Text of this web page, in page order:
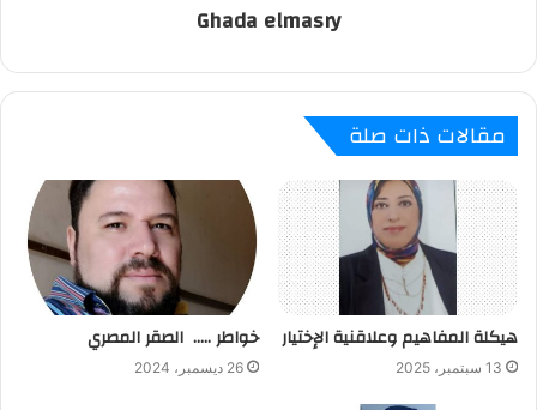
Ghada elmasry
مقالات ذات صلة
هيكلة المفاهيم وعلاقنية الإختيار
13 سبتمبر، 2025
خواطر ….. الصقر المصري
26 ديسمبر، 2024